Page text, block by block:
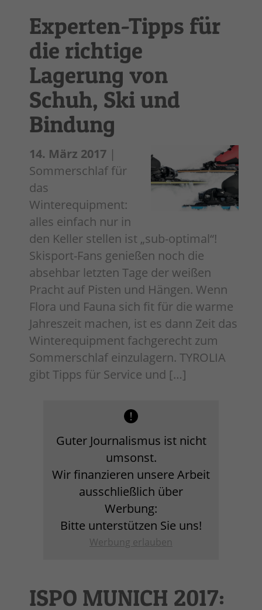
Experten-Tipps für
die richtige
Lagerung von
Schuh, Ski und
Bindung
14. März 2017 |
Sommerschlaf für
das
Winterequipment:
alles einfach nur in
den Keller stellen ist „sub-optimal“!
Skisport-Fans genießen noch die
absehbar letzten Tage der weißen
Pracht auf Pisten und Hängen. Wenn
Flora und Fauna sich fit für die warme
Jahreszeit machen, ist es dann Zeit das
Winterequipment fachgerecht zum
Sommerschlaf einzulagern. TYROLIA
gibt Tipps für Service und […]
Guter Journalismus ist nicht
umsonst.
Wir finanzieren unsere Arbeit
ausschließlich über
Werbung:
Bitte unterstützen Sie uns!
Werbung erlauben
ISPO MUNICH 2017: